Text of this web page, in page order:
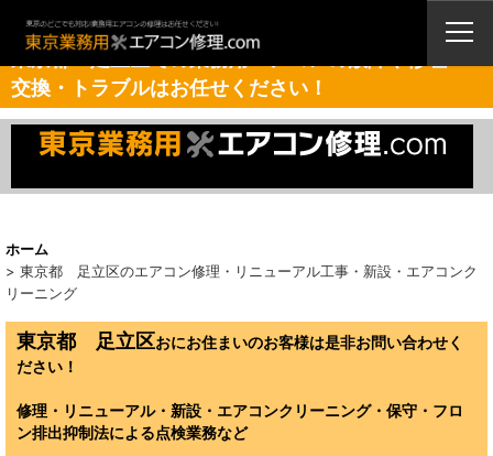
城）
交換・トラブルはお任せください！
ホーム
> 東京都 足立区のエアコン修理・リニューアル工事・新設・エアコンク
リーニング
東京都 足立区おにお住まいのお客様は是非お問い合わせく
ださい！
修理・リニューアル・新設・エアコンクリーニング・保守・フロ
ン排出抑制法による点検業務など